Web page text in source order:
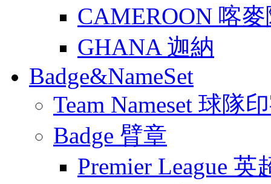
CAMEROON 喀
GHANA 迦納
Badge&NameSet
Team Nameset 球隊
Badge 臂章
Premier League 英